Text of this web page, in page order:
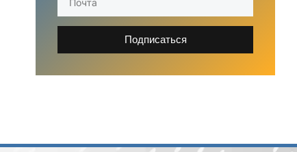
Подписаться